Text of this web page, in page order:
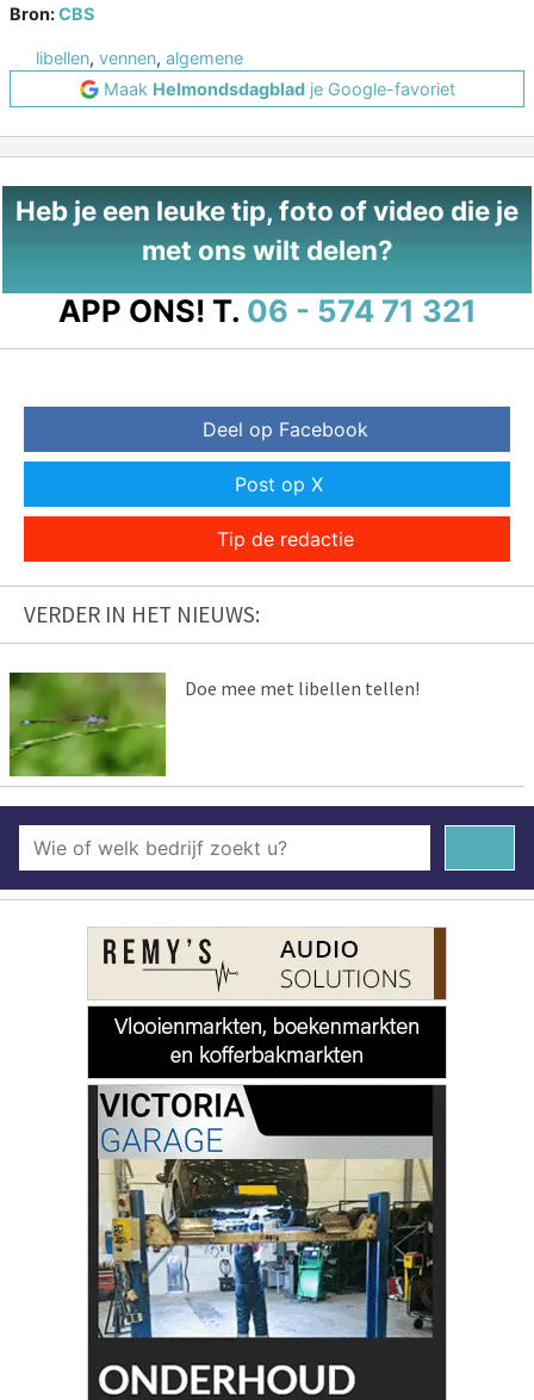
Bron:CBS
libellen, vennen, algemene
Maak Helmondsdagbladje Google-favoriet
Heb je een leuke tip, foto of video die je
met ons wilt delen?
APP ONS! T. 06 - 574 71 321
Deel op Facebook
Post op X
Tip de redactie
VERDER IN HET NIEUWS:
Doe mee met libellen tellen!